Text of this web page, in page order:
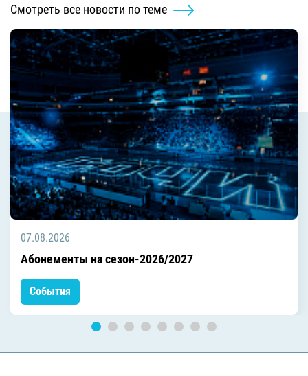
Смотреть все новости по теме
07.08.2026
Абонементы на сезон-2026/2027
События